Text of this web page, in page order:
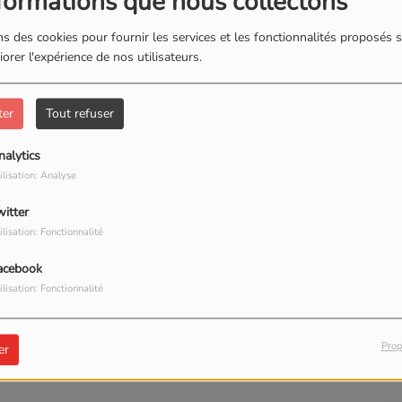
des cookies pour fournir les services et les fonctionnalités proposés
l'expérience de nos utilisateurs.
Tout refuser
Analyse
Fonctionnalité
Fonctionnalité
commenter cet article
CONNECTER